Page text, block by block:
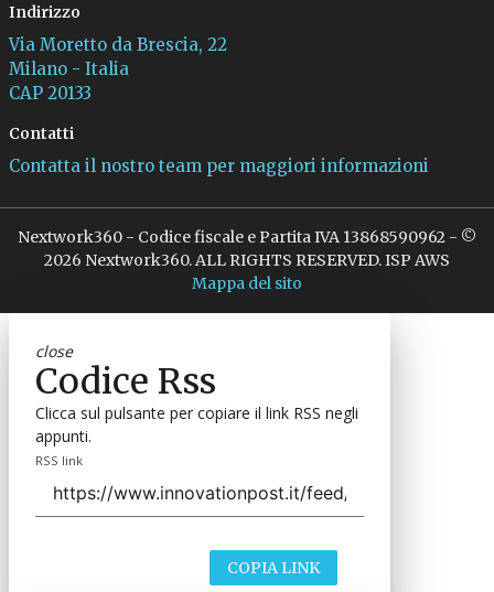
Indirizzo
Via Moretto da Brescia, 22
Milano - Italia
CAP 20133
Contatti
Contatta il nostro team per maggiori informazioni
Nextwork360 - Codice fiscale e Partita IVA 13868590962 - ©
2026 Nextwork360. ALL RIGHTS RESERVED. ISP AWS
Mappa del sito
close
Codice Rss
Clicca sul pulsante per copiare il link RSS negli
appunti.
RSS link
COPIA LINK